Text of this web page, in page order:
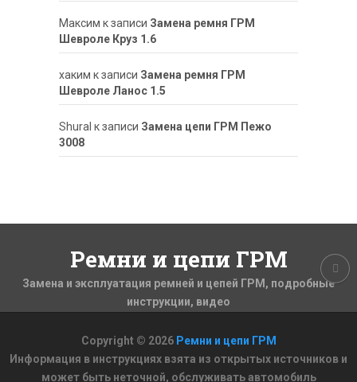
Максим к записи Замена ремня ГРМ
Шевроле Круз 1.6
хаким к записи Замена ремня ГРМ
Шевроле Ланос 1.5
ShuraI к записи Замена цепи ГРМ Пежо
3008
Ремни и цепи ГРМ
Замена и эксплуатация ремней и цепей ГРМ, подробные
инструкции, видео
Copyright © 2026 Ремни и цепи ГРМ
Информация в инструкциях взята из открытых источников и
может быть неточной, обслуживать автомобиль